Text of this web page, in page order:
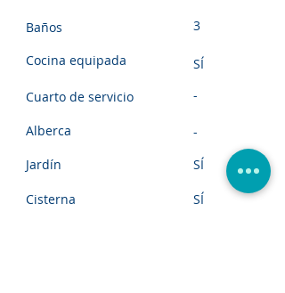
Baños 3
Cocina equipada
SÍ
Cuarto de servicio
-
Alberca
-
Jardín
SÍ
Cisterna SÍ